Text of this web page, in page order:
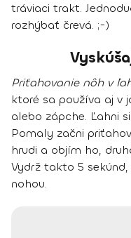
tráviaci trakt.
rozhýbať črevá. ;-)
Priťahovanie nôh v
ktoré sa používa aj v
alebo zápche. Ľahni
Pomaly začni
hrudi a objím ho,
Vydrž takto 5
nohou.